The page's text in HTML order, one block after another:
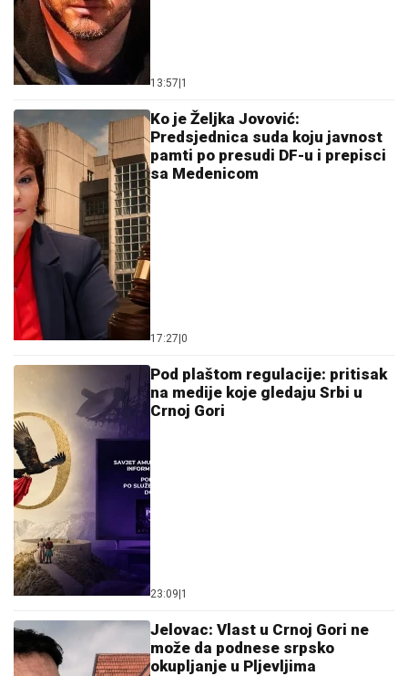
13:57|1
Ko je Željka Jovović:
Predsjednica suda koju javnost
pamti po presudi DF-u i prepisci
sa Medenicom
17:27|0
Pod plaštom regulacije: pritisak
na medije koje gledaju Srbi u
Crnoj Gori
23:09|1
Jelovac: Vlast u Crnoj Gori ne
može da podnese srpsko
okupljanje u Pljevljima